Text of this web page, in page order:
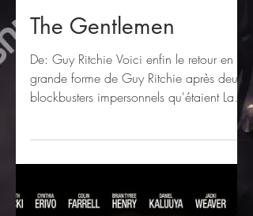
12 janv. 2023
The Gentlemen
grande forme de Guy Ritchie après deux
blockbusters impersonnels qu'étaient La